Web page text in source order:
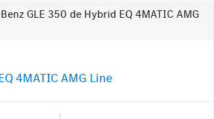
4MATIC AMG Line